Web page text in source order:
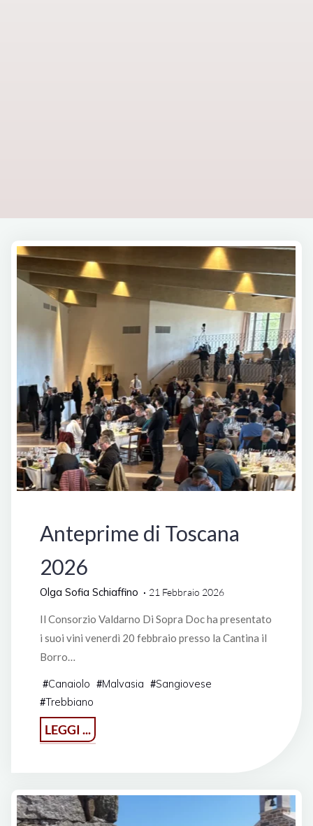
Anteprime di Toscana
2026
Olga Sofia Schiaffino 21 Febbraio 2026
Il Consorzio Valdarno Di Sopra Doc ha presentato
i suoi vini venerdì 20 febbraio presso la Cantina il
Borro…
#Canaiolo #Malvasia #Sangiovese
#Trebbiano
LEGGI ...
di